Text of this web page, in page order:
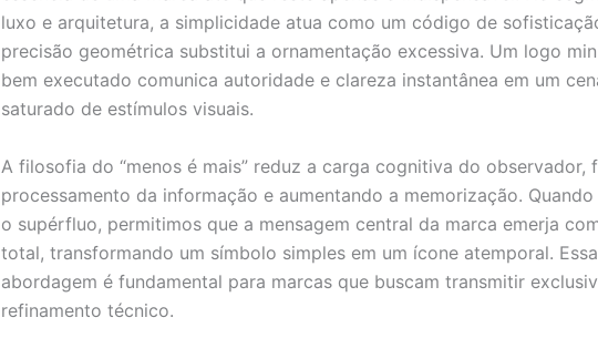
luxo e arquitetura, a simplicidade atua como um código de
precisão geométrica substitui a ornamentação excessiva. Um logo
bem executado comunica autoridade e clareza instantânea em um
saturado de estímulos visuais.
A filosofia do “menos é mais” reduz a carga cognitiva do observador,
processamento da informação e aumentando a memorização.
o supérfluo, permitimos que a mensagem central da marca emerja
total, transformando um símbolo simples em um ícone atemporal. Essa
abordagem é fundamental para marcas que buscam transmitir
refinamento técnico.